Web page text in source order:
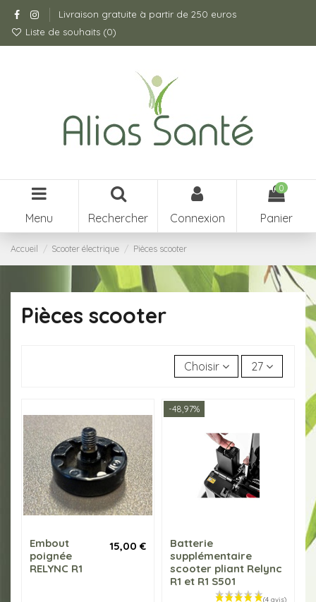
Livraison gratuite à partir de 250 euros
Liste de souhaits (0)
Menu Rechercher Connexion
0
Panier
Accueil Scooter électrique Pièces scooter
Pièces scooter
Choisir 27
Embout
poignée
RELYNC R1
15,00 €
-48,97%
Batterie
supplémentaire
scooter pliant Relync
R1 et R1 S501